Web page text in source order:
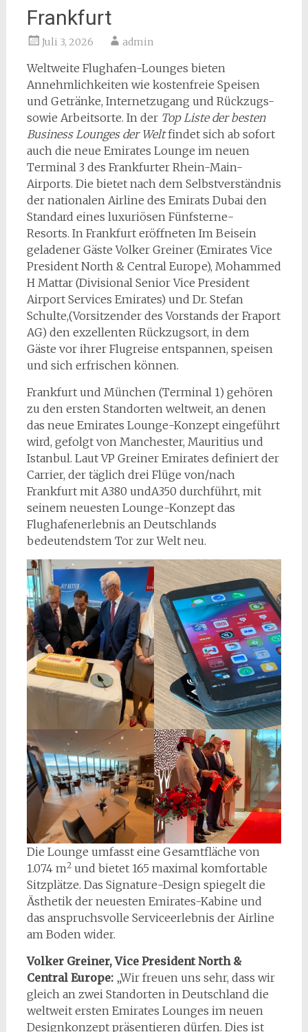
Frankfurt
Juli 3, 2026 admin
Weltweite Flughafen-Lounges bieten
Annehmlichkeiten wie kostenfreie Speisen
und Getränke, Internetzugang und Rückzugs-
sowie Arbeitsorte. In der Top Liste der besten
Business Lounges der Welt findet sich ab sofort
auch die neue Emirates Lounge im neuen
Terminal 3 des Frankfurter Rhein-Main-
Airports. Die bietet nach dem Selbstverständnis
der nationalen Airline des Emirats Dubai den
Standard eines luxuriösen Fünfsterne-
Resorts. In Frankfurt eröffneten Im Beisein
geladener Gäste Volker Greiner (Emirates Vice
President North & Central Europe), Mohammed
H Mattar (Divisional Senior Vice President
Airport Services Emirates) und Dr. Stefan
Schulte,(Vorsitzender des Vorstands der Fraport
AG) den exzellenten Rückzugsort, in dem
Gäste vor ihrer Flugreise entspannen, speisen
und sich erfrischen können.
Frankfurt und München (Terminal 1) gehören
zu den ersten Standorten weltweit, an denen
das neue Emirates Lounge-Konzept eingeführt
wird, gefolgt von Manchester, Mauritius und
Istanbul. Laut VP Greiner Emirates definiert der
Carrier, der täglich drei Flüge von/nach
Frankfurt mit A380 undA350 durchführt, mit
seinem neuesten Lounge-Konzept das
Flughafenerlebnis an Deutschlands
bedeutendstem Tor zur Welt neu.
Die Lounge umfasst eine Gesamtfläche von
1.074 m2und bietet 165 maximal komfortable
Sitzplätze. Das Signature-Design spiegelt die
Ästhetik der neuesten Emirates-Kabine und
das anspruchsvolle Serviceerlebnis der Airline
am Boden wider.
Volker Greiner, Vice President North &
Central Europe:„Wir freuen uns sehr, dass wir
gleich an zwei Standorten in Deutschland die
weltweit ersten Emirates Lounges im neuen
Designkonzept präsentieren dürfen. Dies ist